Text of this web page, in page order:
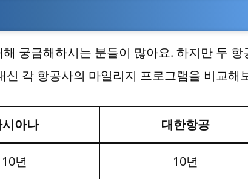
해 궁금해하시는 분들이 많아요. 하지만 두 항
각 항공사의 마일리지 프로그램을 비교해
아나 대한항공
10년 10년